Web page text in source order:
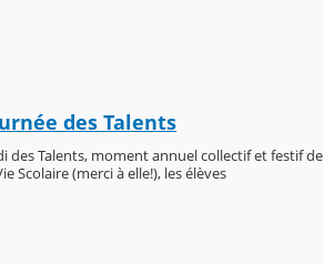
des Talents
des Talents, moment annuel collectif et festif de
Scolaire (merci à elle!), les élèves